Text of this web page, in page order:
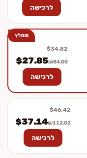
לרכישה
מומלץ
$34.82
$27.85₪84.00
לרכישה
$46.42
$37.14₪112.02
לרכישה